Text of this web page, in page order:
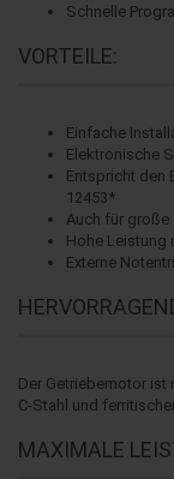
Schnelle
VORTEILE:
Einfache
Elektronische
Entspricht den
12453*
Auch für große
Hohe Leistung
Externe
Der Getriebemotor ist
C-Stahl und
MAXIMALE